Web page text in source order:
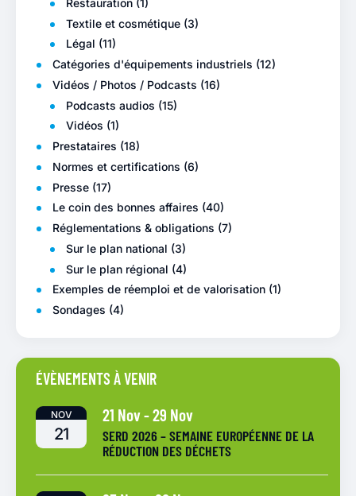
Restauration (1)
Textile et cosmétique (3)
Légal (11)
Catégories d'équipements industriels (12)
Vidéos / Photos / Podcasts (16)
Podcasts audios (15)
Vidéos (1)
Prestataires (18)
Normes et certifications (6)
Presse (17)
Le coin des bonnes affaires (40)
Réglementations & obligations (7)
Sur le plan national (3)
Sur le plan régional (4)
Exemples de réemploi et de valorisation (1)
Sondages (4)
ÉVÈNEMENTS À VENIR
NOV
21
21 Nov-29 Nov
SERD 2026 – SEMAINE EUROPÉENNE DE LA
RÉDUCTION DES DÉCHETS